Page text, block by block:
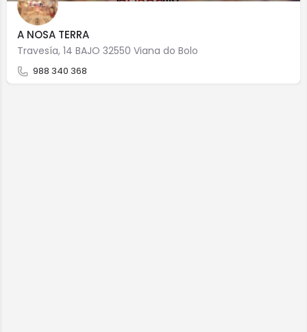
A NOSA TERRA
Travesía, 14 BAJO 32550 Viana do Bolo
988 340 368